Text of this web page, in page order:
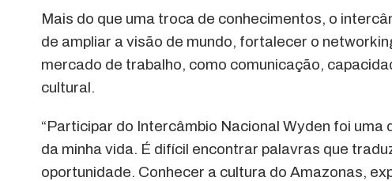
Mais do que uma troca de conhecimentos, o
de ampliar a visão de mundo, fortalecer o
mercado de trabalho, como comunicação,
cultural.
“Participar do Intercâmbio Nacional Wyden foi
da minha vida. É difícil encontrar palavras que
oportunidade. Conhecer a cultura do Amazonas,